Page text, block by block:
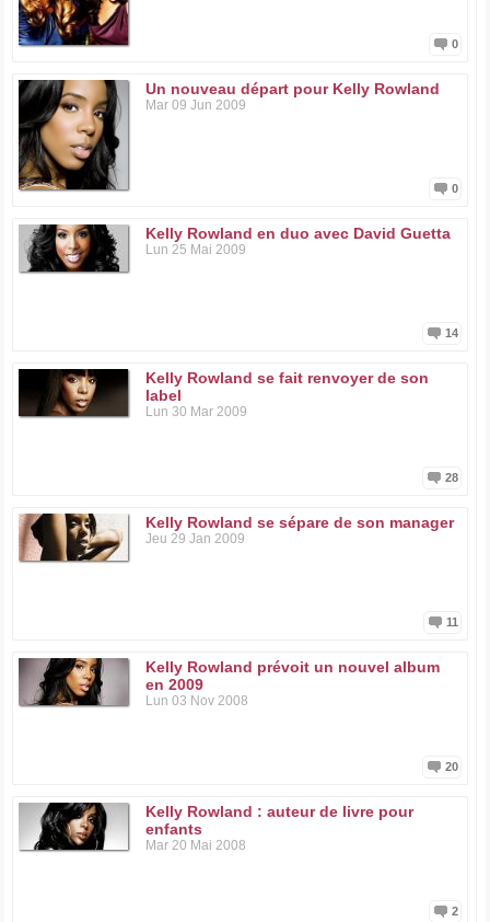
0
Un nouveau départ pour Kelly Rowland
Mar 09 Jun 2009
0
Kelly Rowland en duo avec David Guetta
Lun 25 Mai 2009
14
Kelly Rowland se fait renvoyer de son
label
Lun 30 Mar 2009
28
Kelly Rowland se sépare de son manager
Jeu 29 Jan 2009
11
Kelly Rowland prévoit un nouvel album
en 2009
Lun 03 Nov 2008
20
Kelly Rowland : auteur de livre pour
enfants
Mar 20 Mai 2008
2